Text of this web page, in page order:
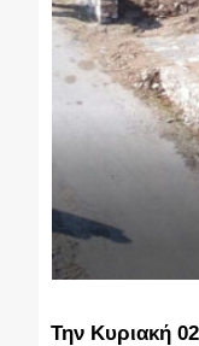
Την Κυριακή